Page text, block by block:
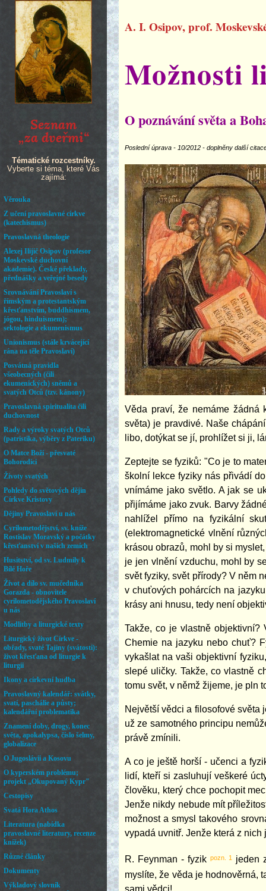
A. I. Osipov, prof.
Možnosti
O poznávání světa a
Poslední úprava - 10/2012 - doplněny další
Věda praví, že nemáme žádná
světa) je pravdivé. Naše
libo, dotýkat se jí, prohlížet si ji,
Zeptejte se fyziků: "Co je to
školní lekce fyziky nás přivádí
vnímáme jako světlo. A jak se
přijímáme jako zvuk. Barvy
nahlížel přímo na fyzikální
(elektromagnetické vlnění
krásou obrazů, mohl by si
je jen vlnění vzduchu, mohl by
svět fyziky, svět přírody? V něm
v chuťových pohárcích na
krásy ani hnusu, tedy není
Takže, co je vlastně objektivní?
Chemie na jazyku nebo chuť?
vykašlat na vaši objektivní
slepé uličky. Takže, co vlastně
tomu svět, v němž žijeme, je pln
Největší vědci a filosofové světa
už ze samotného principu
právě zmínili.
A co je ještě horší - učenci a
lidí, kteří si zasluhují veškeré
člověku, který chce pochopit
Jenže nikdy nebude mít
možnost a smysl takového
vypadá uvnitř. Jenže která z nich
R. Feynman - fyzik pozn. 1
jeden
myslíte, že věda je hodnověrná,
sami vědci!